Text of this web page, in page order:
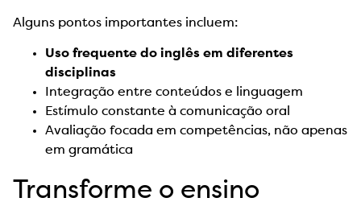
Alguns pontos importantes incluem:
Uso frequente do inglês em diferentes
disciplinas
Integração entre conteúdos e linguagem
Estímulo constante à comunicação oral
Avaliação focada em competências, não apenas
em gramática
Transforme o ensino